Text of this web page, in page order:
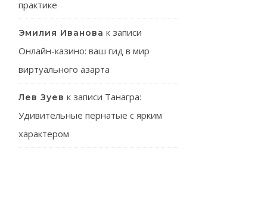
практике
Эмилия Иванова к записи
Онлайн-казино: ваш гид в мир
виртуального азарта
Лев Зуев к записи Танагра:
Удивительные пернатые с ярким
характером